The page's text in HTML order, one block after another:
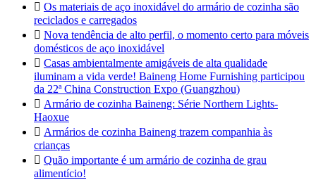
 Os materiais de aço inoxidável do armário de cozinha são
reciclados e carregados
 Nova tendência de alto perfil, o momento certo para móveis
domésticos de aço inoxidável
 Casas ambientalmente amigáveis de alta qualidade
iluminam a vida verde! Baineng Home Furnishing participou
da 22ª China Construction Expo (Guangzhou)
 Armário de cozinha Baineng: Série Northern Lights-
Haoxue
 Armários de cozinha Baineng trazem companhia às
crianças
 Quão importante é um armário de cozinha de grau
alimentício!